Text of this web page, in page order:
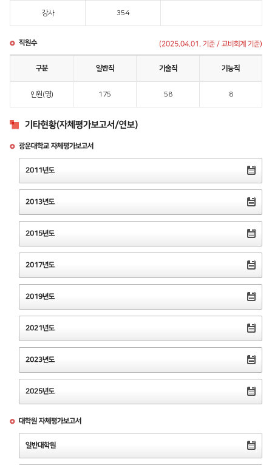
강사 354
직원수 (2025.04.01. 기준 / 교비회계 기준)
구분 일반직 기술직 기능직
인원(명) 175 58 8
기타현황(자체평가보고서/연보)
광운대학교 자체평가보고서
2011년도
2013년도
2015년도
2017년도
2019년도
2021년도
2023년도
2025년도
대학원 자체평가보고서
일반대학원